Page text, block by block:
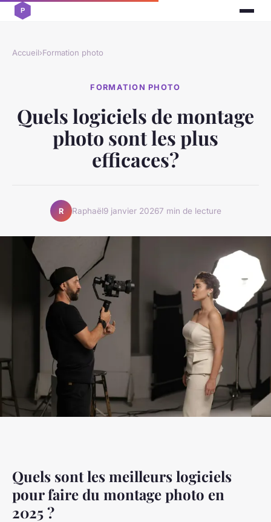
Accueil›Formation photo
FORMATION PHOTO
Quels logiciels de montage
photo sont les plus
efficaces?
R Raphaël9 janvier 20267 min de lecture
Quels sont les meilleurs logiciels
pour faire du montage photo en
2025 ?